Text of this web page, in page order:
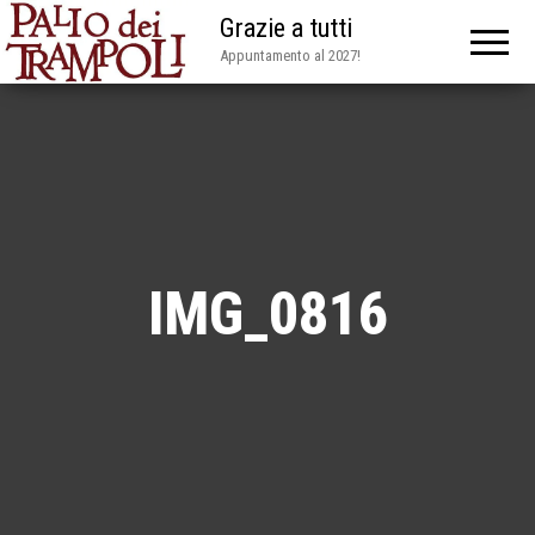
Grazie a tutti
Appuntamento al 2027!
IMG_0816